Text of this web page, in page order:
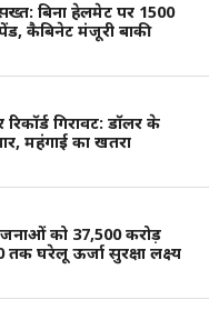
बिना हेलमेट पर 1500
कैबिनेट मंजूरी बाकी
गिरावट: डॉलर के
महंगाई का खतरा
को 37,500 करोड़
तक घरेलू ऊर्जा सुरक्षा लक्ष्य